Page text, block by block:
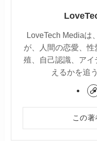
LoveTech Mediaは
が、人間の恋愛、
殖、自己認識、ア
えるかを追
この